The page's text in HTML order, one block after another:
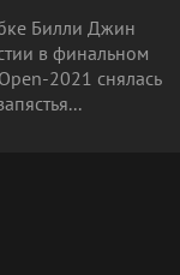
Билли Джин
в финальном
2021 снялась